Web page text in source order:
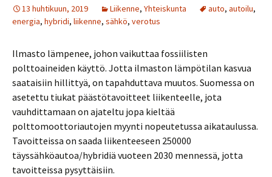
13 huhtikuun, 2019 Liikenne, Yhteiskunta auto, autoilu,
energia, hybridi, liikenne, sähkö, verotus
Ilmasto lämpenee, johon vaikuttaa fossiilisten
polttoaineiden käyttö. Jotta ilmaston lämpötilan kasvua
saataisiin hillittyä, on tapahduttava muutos. Suomessa on
asetettu tiukat päästötavoitteet liikenteelle, jota
vauhdittamaan on ajateltu jopa kieltää
polttomoottoriautojen myynti nopeutetussa aikataulussa.
Tavoitteissa on saada liikenteeseen 250000
täyssähköautoa/hybridiä vuoteen 2030 mennessä, jotta
tavoitteissa pysyttäisiin.